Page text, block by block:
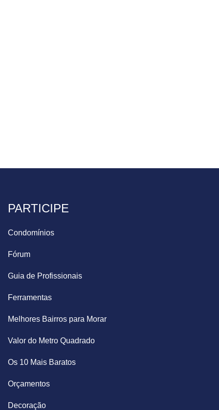
PARTICIPE
Condomínios
Fórum
Guia de Profissionais
Ferramentas
Melhores Bairros para Morar
Valor do Metro Quadrado
Os 10 Mais Baratos
Orçamentos
Decoração